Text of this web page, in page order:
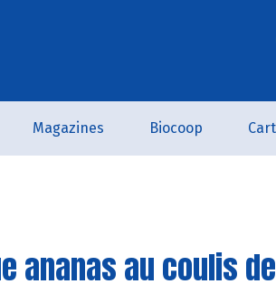
Magazines Biocoop
ananas au coulis